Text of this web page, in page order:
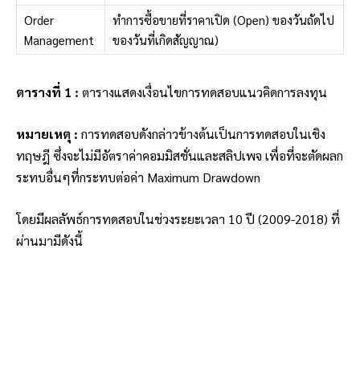
Order
Management
ทำการซื้อขายที่ราคาเปิด (Open) ของวันถัดไป
ของวันที่เกิดสัญญาณ)
ตารางที่ 1 : ตารางแสดงเงื่อนไขการทดสอบแนวคิดการลงทุน
หมายเหตุ : การทดสอบดังกล่าวข้างต้นเป็นการทดสอบในเชิง
ทฤษฎี ซึ่งจะไม่มีอัตราค่าคอมมิสชั่นและสลิปเพจ เพื่อที่จะตัดผลก
ระทบอื่นๆที่กระทบต่อค่า Maximum Drawdown
โดยมีผลลัพธ์การทดสอบในช่วงระยะเวลา 10 ปี (2009-2018) ที่
ผ่านมามีดังนี้